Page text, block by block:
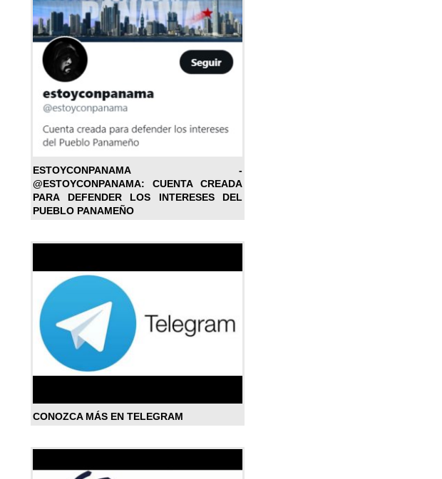
ESTOYCONPANAMA -
@ESTOYCONPANAMA: CUENTA CREADA
PARA DEFENDER LOS INTERESES DEL
PUEBLO PANAMEÑO
CONOZCA MÁS EN TELEGRAM